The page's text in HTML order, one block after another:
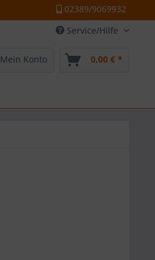
02389/9069932
Service/Hilfe
Mein Konto 0,00 € *